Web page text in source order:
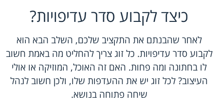
כיצד לקבוע סדר עדיפויות?
לאחר שהבנתם את התקציב שלכם, השלב הבא הוא
לקבוע סדר עדיפויות. כל זוג צריך להחליט מה באמת חשוב
לו בחתונה ומה פחות. האם זה האוכל, המוזיקה או אולי
העיצוב? לכל זוג יש את ההעדפות שלו, ולכן חשוב לנהל
שיחה פתוחה בנושא.